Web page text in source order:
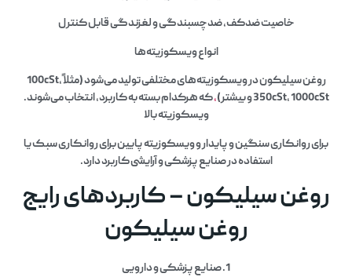
خاصیت ضدکف، ضدچسبندگی و لغزندگی قابل کنترل
انواع ویسکوزیته‌ها
روغن سیلیکون در ویسکوزیته‌های مختلفی تولید می‌شود (مثلاً 100cSt،
350cSt، 1000cSt و بیشتر)
،که هرکدام بسته به کاربرد، انتخاب می‌شوند.
ویسکوزیته بالا
برای روانکاری سنگین و پایدار و ویسکوزیته پایین برای روانکاری سبک یا
استفاده در صنایع پزشکی و آرایشی کاربرد دارد.
روغن سیلیکون – کاربردهای رایج
روغن سیلیکون
1. صنایع پزشکی و دارویی